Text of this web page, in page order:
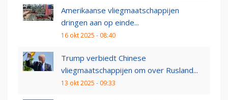
Amerikaanse vliegmaatschappijen
dringen aan op einde...
16 okt 2025 - 08:40
Trump verbiedt Chinese
vliegmaatschappijen om over Rusland...
13 okt 2025 - 09:33